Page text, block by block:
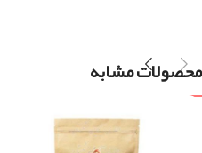
محصولات مشابه